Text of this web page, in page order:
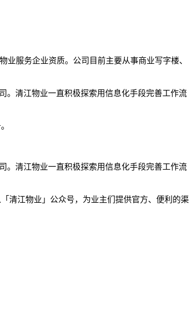
服务企业资质。公司目前主要从事商业写字楼、
。清江物业一直积极探索用信息化手段完善工作流
。清江物业一直积极探索用信息化手段完善工作流
清江物业」公众号，为业主们提供官方、便利的渠